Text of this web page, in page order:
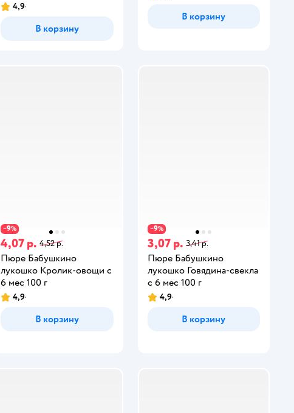
4,9
В корзину
В корзину
−9%
4,07 р. 4,52 р.
Пюре Бабушкино
лукошко Кролик-овощи с
6 мес 100 г
4,9
В корзину
−9%
3,07 р. 3,41 р.
Пюре Бабушкино
лукошко Говядина-свекла
с 6 мес 100 г
4,9
В корзину